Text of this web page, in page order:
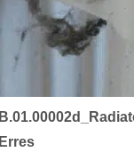
Erres